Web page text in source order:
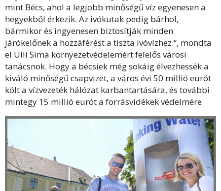
mint Bécs, ahol a legjobb minőségű víz egyenesen a
hegyekből érkezik. Az ivókutak pedig bárhol,
bármikor és ingyenesen biztosítják minden
járókelőnek a hozzáférést a tiszta ivóvízhez.“, mondta
el Ulli Sima környezetvédelemért felelős városi
tanácsnok. Hogy a bécsiek még sokáig élvezhessék a
kiváló minőségű csapvizet, a város évi 50 millió eurót
költ a vízvezeték hálózat karbantartására, és további
mintegy 15 millió eurót a forrásvidékek védelmére.